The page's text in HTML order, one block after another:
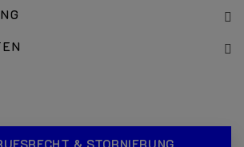
& STORNIERUNG